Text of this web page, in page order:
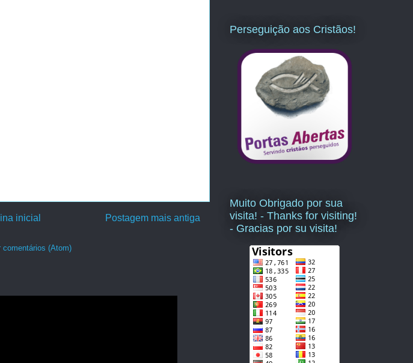
Postagem mais antiga
inicial
comentários (Atom)
Perseguição aos Cristãos!
Muito Obrigado por sua
visita! - Thanks for visiting!
- Gracias por su visita!